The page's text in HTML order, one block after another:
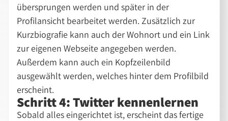
übersprungen werden und später in der
Profilansicht bearbeitet werden. Zusätzlich zur
Kurzbiografie kann auch der Wohnort und ein Link
zur eigenen Webseite angegeben werden.
Außerdem kann auch ein Kopfzeilenbild
ausgewählt werden, welches hinter dem Profilbild
erscheint.
Schritt 4: Twitter kennenlernen
Sobald alles eingerichtet ist, erscheint das fertige